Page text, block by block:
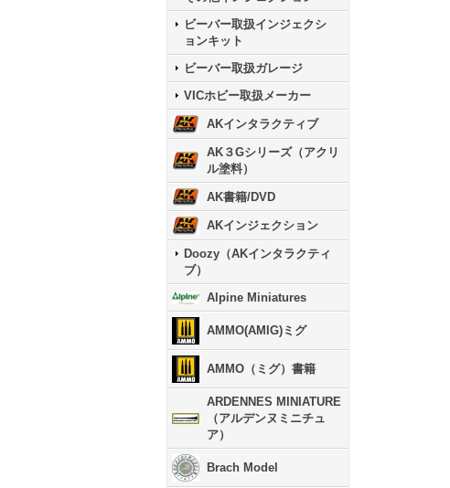
ビーバー取扱インジェクシ
ョンキット
ビーバー取扱ガレージ
VICホビー取扱メーカー
AKインタラクティブ
AK３Gシリーズ（アクリ
ル塗料）
AK書籍/DVD
AKインジェクション
Doozy（AKインタラクティ
ブ）
Alpine Miniatures
AMMO(AMIG)ミグ
AMMO（ミグ）書籍
ARDENNES MINIATURE
（アルデンヌミニチュ
ア）
Brach Model